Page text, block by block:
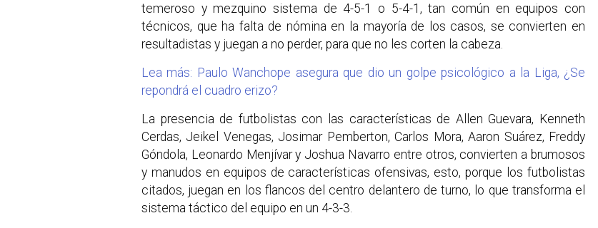
temeroso y mezquino sistema de 4-5-1 o 5-4-1, tan común en equipos con
técnicos, que ha falta de nómina en la mayoría de los casos, se convierten en
resultadistas y juegan a no perder, para que no les corten la cabeza.
Lea más: Paulo Wanchope asegura que dio un golpe psicológico a la Liga, ¿Se
repondrá el cuadro erizo?
La presencia de futbolistas con las características de Allen Guevara, Kenneth
Cerdas, Jeikel Venegas, Josimar Pemberton, Carlos Mora, Aaron Suárez, Freddy
Góndola, Leonardo Menjívar y Joshua Navarro entre otros, convierten a brumosos
y manudos en equipos de características ofensivas, esto, porque los futbolistas
citados, juegan en los flancos del centro delantero de turno, lo que transforma el
sistema táctico del equipo en un 4-3-3.